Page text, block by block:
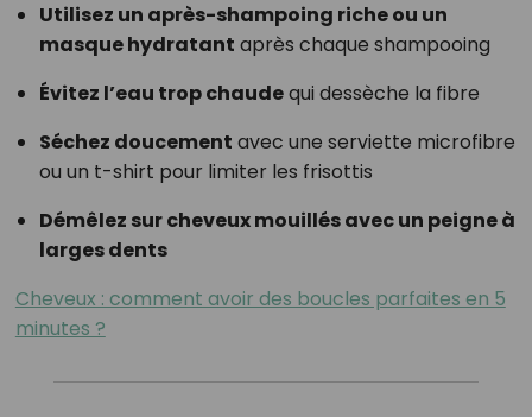
Utilisez un après-shampoing riche ou un
masque hydratant après chaque shampooing
Évitez l’eau trop chaudequi dessèche la fibre
Séchez doucement avec une serviette microfibre
ou un t-shirt pour limiter les frisottis
Démêlez sur cheveux mouillés avec un peigne à
larges dents
Cheveux : comment avoir des boucles parfaites en 5
minutes ?